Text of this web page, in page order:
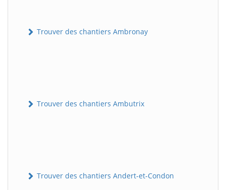
Trouver des chantiers Ambronay
Trouver des chantiers Ambutrix
Trouver des chantiers Andert-et-Condon